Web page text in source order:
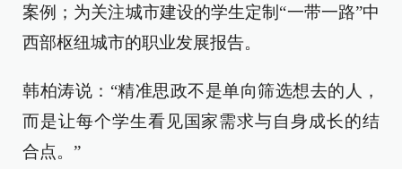
案例；为关注城市建设的学生定制“一带一路”中
西部枢纽城市的职业发展报告。
韩柏涛说：“精准思政不是单向筛选想去的人，
而是让每个学生看见国家需求与自身成长的结
合点。”